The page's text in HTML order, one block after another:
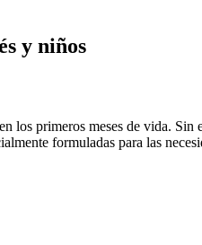
y niños
los primeros meses de vida.
formuladas para las